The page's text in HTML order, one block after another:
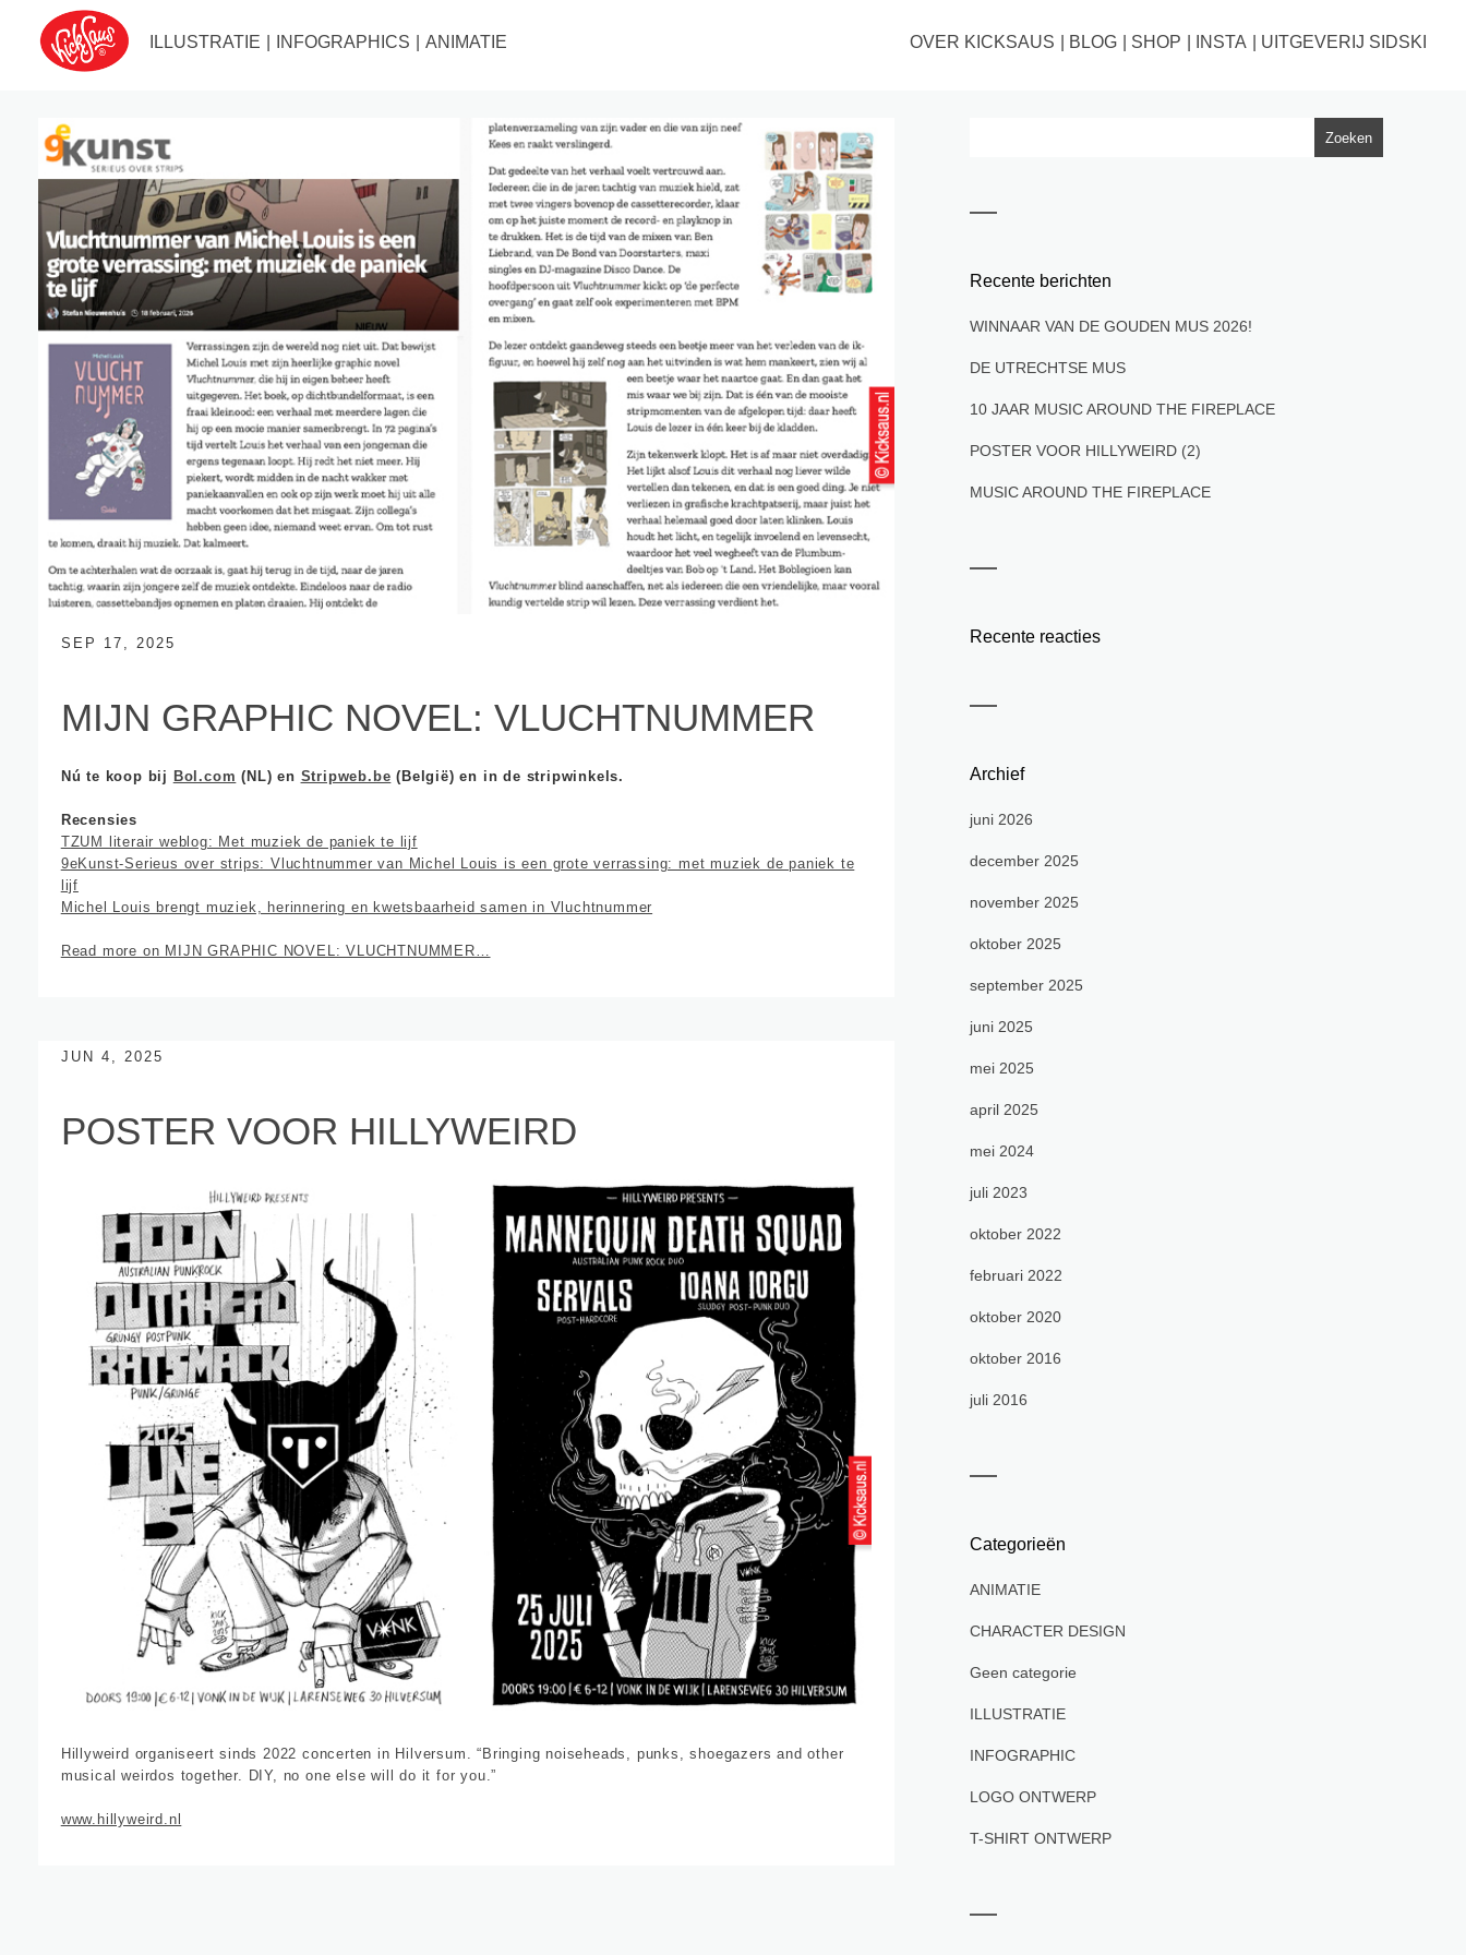
ILLUSTRATIE INFOGRAPHICS ANIMATIE OVER KICKSAUS BLOG SHOP INSTA UITGEVERIJ SIDSKI
SEP 17, 2025
MIJN GRAPHIC NOVEL: VLUCHTNUMMER
Nú te koop bij Bol.com (NL) en Stripweb.be (België) en in de stripwinkels.
Recensies
TZUM literair weblog: Met muziek de paniek te lijf
9eKunst-Serieus over strips: Vluchtnummer van Michel Louis is een grote verrassing: met muziek de paniek te
lijf
Michel Louis brengt muziek, herinnering en kwetsbaarheid samen in Vluchtnummer
Read more on MIJN GRAPHIC NOVEL: VLUCHTNUMMER…
JUN 4, 2025
POSTER VOOR HILLYWEIRD
Hillyweird organiseert sinds 2022 concerten in Hilversum. “Bringing noiseheads, punks, shoegazers and other
musical weirdos together. DIY, no one else will do it for you.”
www.hillyweird.nl
Recente berichten
WINNAAR VAN DE GOUDEN MUS 2026!
DE UTRECHTSE MUS
10 JAAR MUSIC AROUND THE FIREPLACE
POSTER VOOR HILLYWEIRD (2)
MUSIC AROUND THE FIREPLACE
Recente reacties
Archief
juni 2026
december 2025
november 2025
oktober 2025
september 2025
juni 2025
mei 2025
april 2025
mei 2024
juli 2023
oktober 2022
februari 2022
oktober 2020
oktober 2016
juli 2016
Categorieën
ANIMATIE
CHARACTER DESIGN
Geen categorie
ILLUSTRATIE
INFOGRAPHIC
LOGO ONTWERP
T-SHIRT ONTWERP